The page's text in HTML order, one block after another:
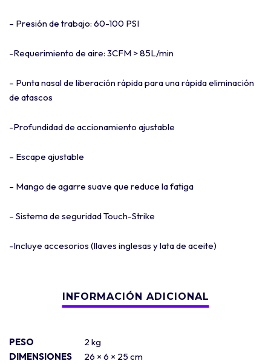
– Presión de trabajo: 60-100 PSI
-Requerimiento de aire: 3CFM > 85L/min
– Punta nasal de liberación rápida para una rápida eliminación
de atascos
-Profundidad de accionamiento ajustable
– Escape ajustable
– Mango de agarre suave que reduce la fatiga
– Sistema de seguridad Touch-Strike
-Incluye accesorios (llaves inglesas y lata de aceite)
PESO
2 kg
DIMENSIONES
26 × 6 × 25 cm